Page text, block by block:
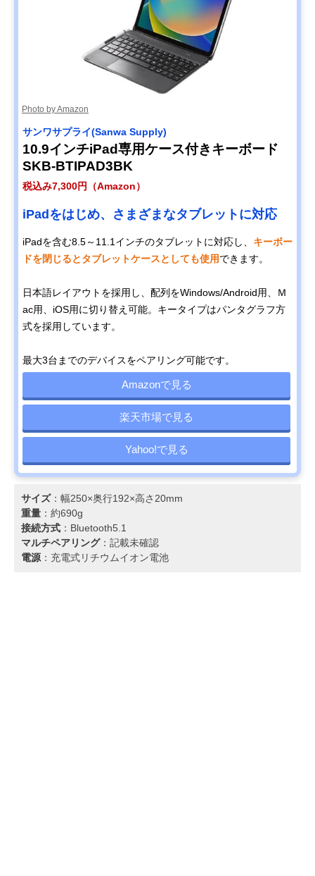
Photo by Amazon
サンワサプライ(Sanwa Supply)
10.9インチiPad専用ケース付きキーボード
SKB-BTIPAD3BK
税込み7,300円（Amazon）
iPadをはじめ、さまざまなタブレットに対応
iPadを含む8.5～11.1インチのタブレットに対応し、 キーボー
ドを閉じるとタブレットケースとしても使用できます。
日本語レイアウトを採用し、配列をWindows/Android用、Ｍ
ac用、iOS用に切り替え可能。キータイプはパンタグラフ方
式を採用しています。
最大3台までのデバイスをペアリング可能です。
Amazonで見る
楽天市場で見る
Yahoo!で見る
サイズ：幅250×奥行192×高さ20mm
重量 ：約690g
接続方式 ：Bluetooth5.1
マルチペアリング：記載未確認
電源 ：充電式リチウムイオン電池